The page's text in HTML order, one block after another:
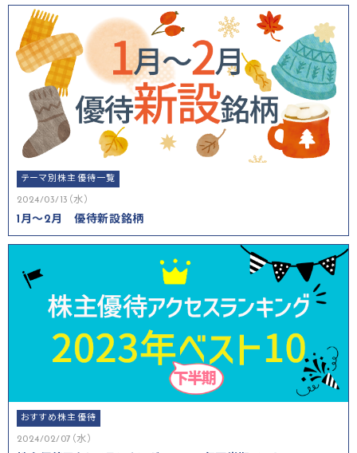
テーマ別株主優待一覧
2024/03/13（水）
1月～2月 優待新設銘柄
おすすめ株主優待
2024/02/07（水）